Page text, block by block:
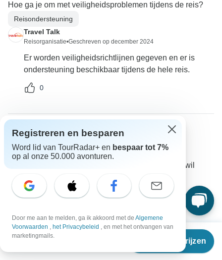
Vanaf €4.466
Reisdata & prijzen
Hoe ga je om met veiligheidsproblemen tijdens de reis?
Reisondersteuning
Travel Talk
Reisorganisatie•Geschreven op december 2024
Er worden veiligheidsrichtlijnen gegeven en er is
ondersteuning beschikbaar tijdens de hele reis.
0
Y
Gevraagd op 11 oktober 2024
Wat moet ik doen als ik een nacht aan mijn verblijf wil
Accommodatie
Reisorganisatie • Geschreven op oktober 2024
Je kunt een nacht aan je verblijf toevoegen door met
de operator te overleggen om de beschikbaarheid te
garanderen en de logistiek te bevestigen.
Registreren en besparen
Word lid van TourRadar+ en bespaar tot 7%
op al onze 50.000 avonturen.
Door me aan te melden, ga ik akkoord met de Algemene
Voorwaarden , het Privacybeleid , en met het ontvangen van
marketingmails.